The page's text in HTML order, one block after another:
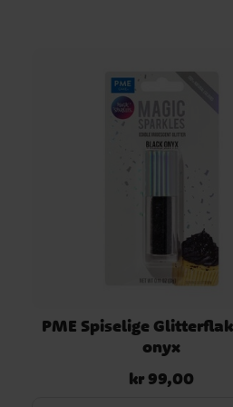
PME Spiselige
onyx
Pris :kr 99,00
kr 99,00